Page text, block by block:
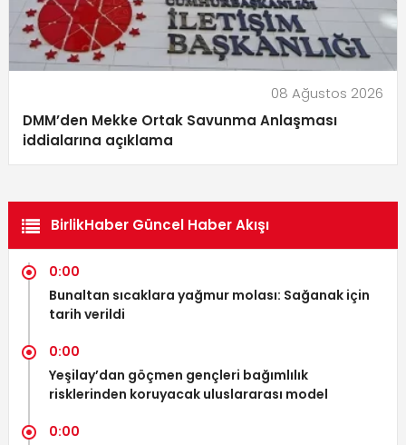
08 Ağustos 2026
DMM’den Mekke Ortak Savunma Anlaşması
iddialarına açıklama
BirlikHaber Güncel Haber Akışı
0:00
Bunaltan sıcaklara yağmur molası: Sağanak için
tarih verildi
0:00
Yeşilay’dan göçmen gençleri bağımlılık
risklerinden koruyacak uluslararası model
0:00